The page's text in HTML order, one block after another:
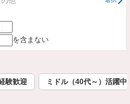
を含まない
験歓迎 ミドル（40代～）活躍中